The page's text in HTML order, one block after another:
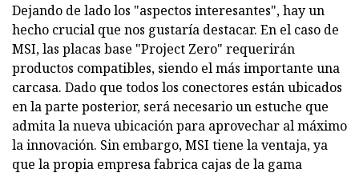
Dejando de lado los "aspectos interesantes", hay un
hecho crucial que nos gustaría destacar. En el caso de
MSI, las placas base "Project Zero" requerirán
productos compatibles, siendo el más importante una
carcasa. Dado que todos los conectores están ubicados
en la parte posterior, será necesario un estuche que
admita la nueva ubicación para aprovechar al máximo
la innovación. Sin embargo, MSI tiene la ventaja, ya
que la propia empresa fabrica cajas de la gama